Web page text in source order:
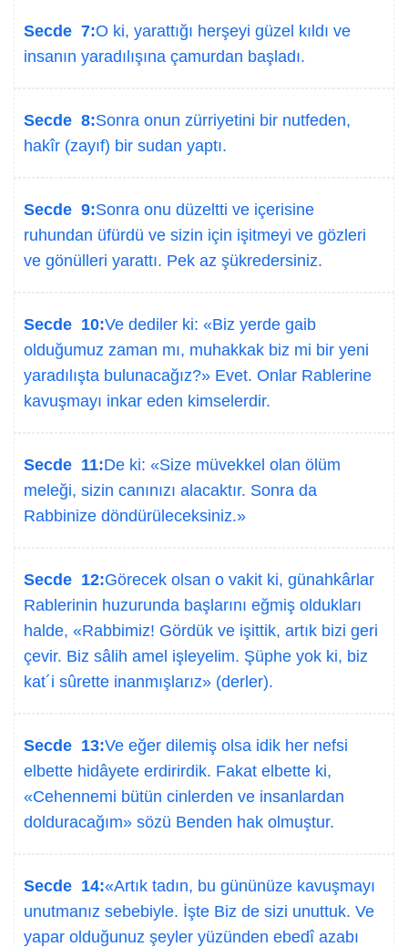
Secde 7:O ki, yarattığı herşeyi güzel kıldı ve
insanın yaradılışına çamurdan başladı.
Secde 8:Sonra onun zürriyetini bir nutfeden,
hakîr (zayıf) bir sudan yaptı.
Secde 9:Sonra onu düzeltti ve içerisine
ruhundan üfürdü ve sizin için işitmeyi ve gözleri
ve gönülleri yarattı. Pek az şükredersiniz.
Secde 10:Ve dediler ki: «Biz yerde gaib
olduğumuz zaman mı, muhakkak biz mi bir yeni
yaradılışta bulunacağız?» Evet. Onlar Rablerine
kavuşmayı inkar eden kimselerdir.
Secde 11:De ki: «Size müvekkel olan ölüm
meleği, sizin canınızı alacaktır. Sonra da
Rabbinize döndürüleceksiniz.»
Secde 12:Görecek olsan o vakit ki, günahkârlar
Rablerinin huzurunda başlarını eğmiş oldukları
halde, «Rabbimiz! Gördük ve işittik, artık bizi geri
çevir. Biz sâlih amel işleyelim. Şüphe yok ki, biz
kat´i sûrette inanmışlarız» (derler).
Secde 13:Ve eğer dilemiş olsa idik her nefsi
elbette hidâyete erdirirdik. Fakat elbette ki,
«Cehennemi bütün cinlerden ve insanlardan
dolduracağım» sözü Benden hak olmuştur.
Secde 14:«Artık tadın, bu gününüze kavuşmayı
unutmanız sebebiyle. İşte Biz de sizi unuttuk. Ve
yapar olduğunuz şeyler yüzünden ebedî azabı